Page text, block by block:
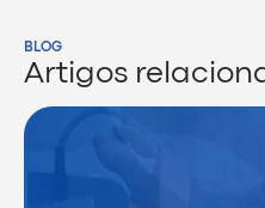
BLOG
Artigos